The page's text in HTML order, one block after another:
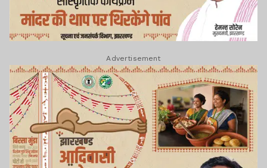
Advertisement